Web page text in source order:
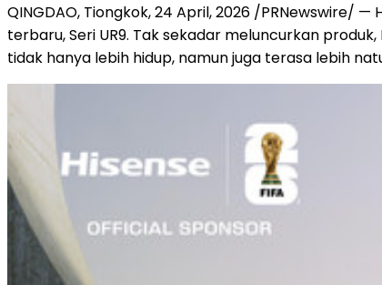
QINGDAO, Tiongkok,24 April, 2026 /PRNewswire/ —
terbaru, Seri UR9. Tak sekadar meluncurkan
tidak hanya lebih hidup, namun juga terasa lebih